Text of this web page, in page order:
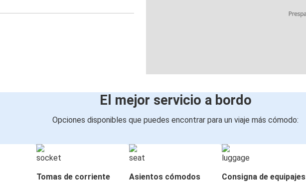
El mejor servicio a bordo
Opciones disponibles que puedes encontrar para un viaje más cómodo:
Tomas de corriente Asientos cómodos Consigna de equipajes